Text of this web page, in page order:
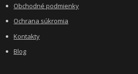
Obchodné podmienky
Ochrana súkromia
Kontakty
Blog